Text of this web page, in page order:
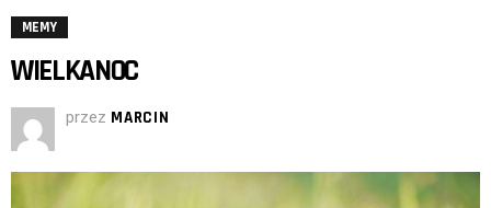
MEMY
WIELKANOC
przez MARCIN